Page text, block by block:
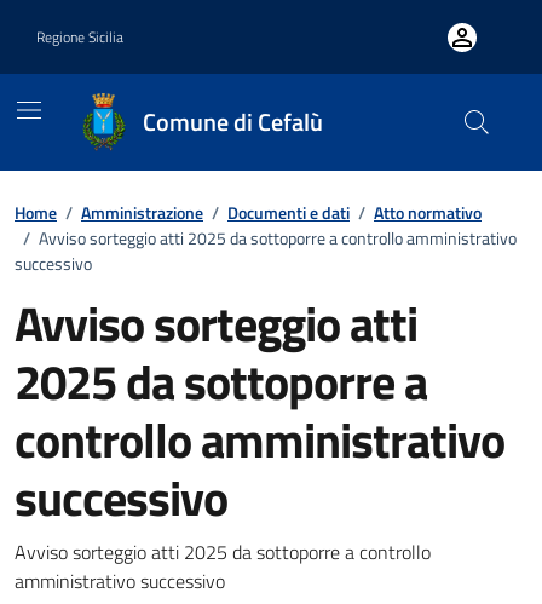
Regione Sicilia
Comune di Cefalù
Home / Amministrazione / Documenti e dati / Atto normativo
/ Avviso sorteggio atti 2025 da sottoporre a controllo amministrativo
successivo
Avviso sorteggio atti
2025 da sottoporre a
controllo amministrativo
successivo
Dettagli del documento
Avviso sorteggio atti 2025 da sottoporre a controllo
amministrativo successivo